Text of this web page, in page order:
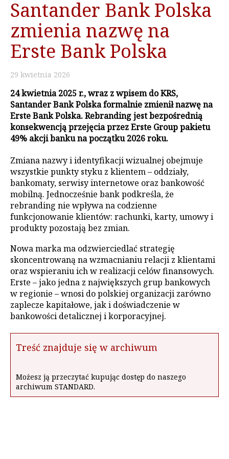
Santander Bank Polska
zmienia nazwę na
Erste Bank Polska
29 kwietnia 2026
24 kwietnia 2025 r., wraz z wpisem do KRS,
Santander Bank Polska formalnie zmienił nazwę na
Erste Bank Polska. Rebranding jest bezpośrednią
konsekwencją przejęcia przez Erste Group pakietu
49% akcji banku na początku 2026 roku.
Zmiana nazwy i identyfikacji wizualnej obejmuje
wszystkie punkty styku z klientem – oddziały,
bankomaty, serwisy internetowe oraz bankowość
mobilną. Jednocześnie bank podkreśla, że
rebranding nie wpływa na codzienne
funkcjonowanie klientów: rachunki, karty, umowy i
produkty pozostają bez zmian.
Nowa marka ma odzwierciedlać strategię
skoncentrowaną na wzmacnianiu relacji z klientami
oraz wspieraniu ich w realizacji celów finansowych.
Erste – jako jedna z największych grup bankowych
w regionie – wnosi do polskiej organizacji zarówno
zaplecze kapitałowe, jak i doświadczenie w
bankowości detalicznej i korporacyjnej.
Treść znajduje się w archiwum
Możesz ją przeczytać kupując dostęp do naszego
archiwum STANDARD.